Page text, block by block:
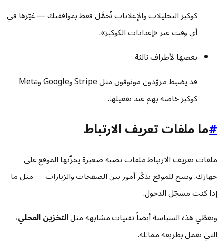
كوكيز التحليلات والإعلانات تُحمَّل فقط بموافقتك — غيّرها في
أي وقت عبر «إعدادات الكوكيز».
بعضها لأطراف ثالثة
قد يضبط مزوّدون موثوقون مثل Stripe وGoogle وMeta
كوكيز خاصة بهم عند تفعيلها.
#ما ملفات تعريف الارتباط
ملفات تعريف الارتباط ملفات نصية صغيرة يخزّنها الموقع على
جهازك. وتتيح للموقع تذكّر أمور بين الصفحات والزيارات — مثل ما
إذا كنت مسجّل الدخول.
وتغطّي هذه السياسة أيضاً تقنيات مشابهة مثلالتخزين المحلي،
التي تعمل بطريقة مماثلة.